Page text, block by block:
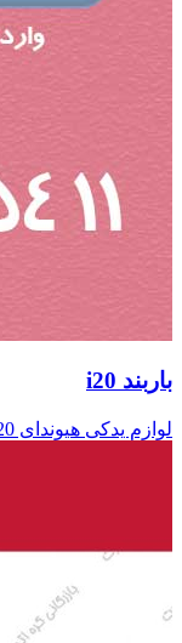
باربند i20
لوازم یدکی هیوندای i20